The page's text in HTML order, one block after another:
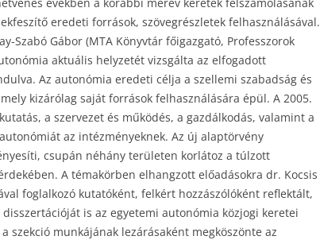
eredeti források, szövegrészletek felhasználásával.
Szabó Gábor (MTA Könyvtár főigazgató, Professzorok
aktuális helyzetét vizsgálta az elfogadott
Az autonómia eredeti célja a szellemi szabadság és
kizárólag saját források felhasználására épül. A 2005.
a szervezet és működés, a gazdálkodás, valamint a
az intézményeknek. Az új alaptörvény
csupán néhány területen korlátoz a túlzott
A témakörben elhangzott előadásokra dr. Kocsis
foglalkozó kutatóként, felkért hozzászólóként reflektált,
is az egyetemi autonómia közjogi keretei
szekció munkájának lezárásaként megköszönte az